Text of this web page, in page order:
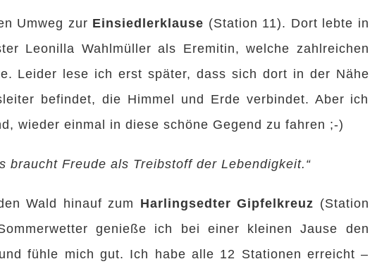
Umweg zur Einsiedlerklause (Station 11). Dort lebte in
Leonilla Wahlmüller als Eremitin, welche zahlreichen
Leider lese ich erst später, dass sich dort in der Nähe
befindet, die Himmel und Erde verbindet. Aber ich
wieder einmal in diese schöne Gegend zu fahren ;-)
braucht Freude als Treibstoff der Lebendigkeit.“
Wald hinauf zum Harlingsedter Gipfelkreuz (Station
genieße ich bei einer kleinen Jause den
fühle mich gut. Ich habe alle 12 Stationen erreicht –